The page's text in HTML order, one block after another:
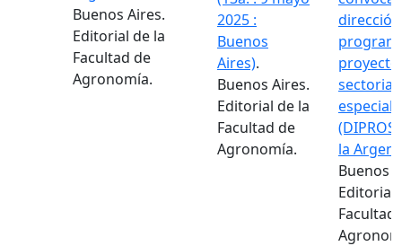
Buenos Aires.
Editorial de la
Facultad de
Agronomía.
2025 :
Buenos
Aires).
Buenos Aires.
Editorial de la
Facultad de
Agronomía.
la
Buenos
Editorial
Facultad